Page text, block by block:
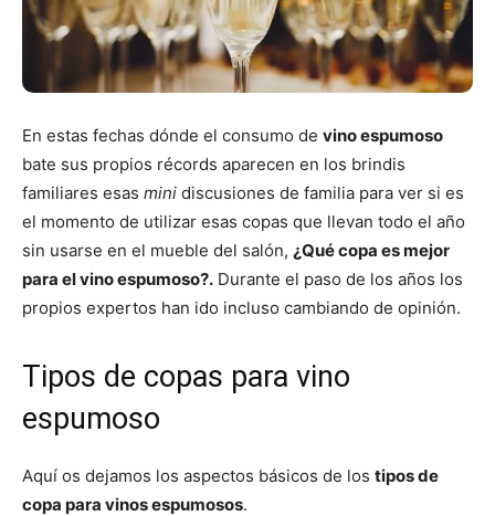
En estas fechas dónde el consumo de vino espumoso
bate sus propios récords aparecen en los brindis
familiares esas mini discusiones de familia para ver si es
el momento de utilizar esas copas que llevan todo el año
sin usarse en el mueble del salón, ¿Qué copa es mejor
para el vino espumoso?. Durante el paso de los años los
propios expertos han ido incluso cambiando de opinión.
Tipos de copas para vino
espumoso
Aquí os dejamos los aspectos básicos de los tipos de
copa para vinos espumosos.